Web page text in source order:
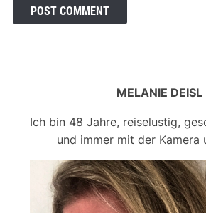
MELANIE DEISL
Ich bin 48 Jahre, reiselustig,
und immer mit der Kamera